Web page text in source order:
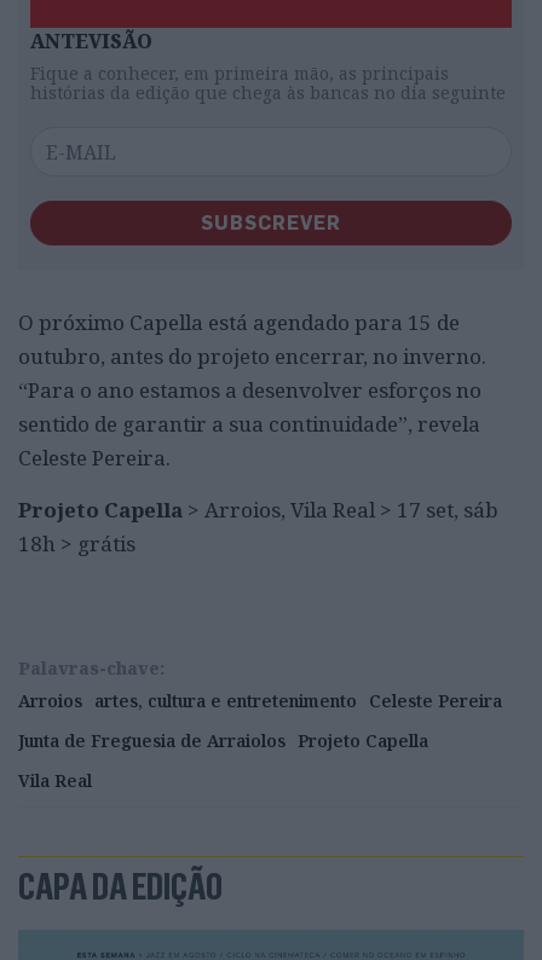
ANTEVISÃO
Fique a conhecer, em primeira mão, as principais
histórias da edição que chega às bancas no dia seguinte
SUBSCREVER
O próximo Capella está agendado para 15 de
outubro, antes do projeto encerrar, no inverno.
“Para o ano estamos a desenvolver esforços no
sentido de garantir a sua continuidade”, revela
Celeste Pereira.
Projeto Capella > Arroios, Vila Real > 17 set, sáb
18h > grátis
Palavras-chave:
Arroios artes, cultura e entretenimento
Celeste Pereira
Junta de Freguesia de Arraiolos Projeto Capella
Vila Real
CAPA DA EDIÇÃO